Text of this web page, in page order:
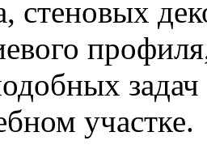
стеновых
участке.